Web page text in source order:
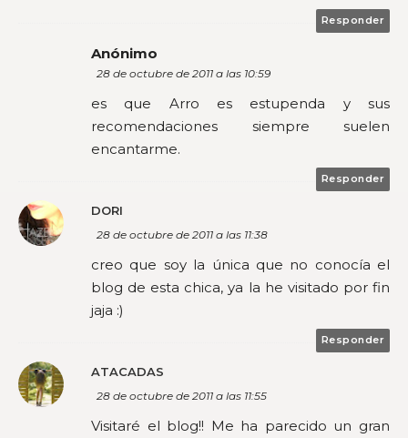
Responder
Anónimo
28 de octubre de 2011 a las 10:59
es que Arro es estupenda y sus
recomendaciones siempre suelen
encantarme.
Responder
DORI
28 de octubre de 2011 a las 11:38
creo que soy la única que no conocía el
blog de esta chica, ya la he visitado por fin
jaja :)
Responder
ATACADAS
28 de octubre de 2011 a las 11:55
Visitaré el blog!! Me ha parecido un gran